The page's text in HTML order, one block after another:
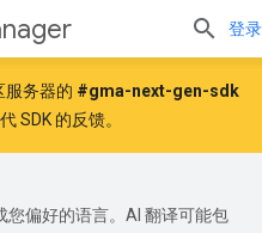
登录
服务器的 #gma-next-gen-sdk
SDK 的反馈。
您偏好的语言。AI 翻译可能包